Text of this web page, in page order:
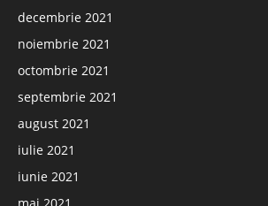
decembrie 2021
noiembrie 2021
octombrie 2021
septembrie 2021
august 2021
iulie 2021
iunie 2021